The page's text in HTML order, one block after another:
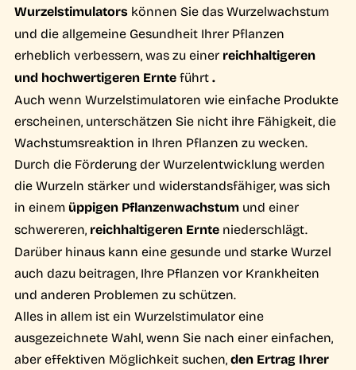
Wurzelstimulatorskönnen Sie das Wurzelwachstum
und die allgemeine Gesundheit Ihrer Pflanzen
erheblich verbessern, was zu einer reichhaltigeren
und hochwertigeren Ernteführt.
Auch wenn Wurzelstimulatoren wie einfache Produkte
erscheinen, unterschätzen Sie nicht ihre Fähigkeit, die
Wachstumsreaktion in Ihren Pflanzen zu wecken.
Durch die Förderung der Wurzelentwicklung werden
die Wurzeln stärker und widerstandsfähiger, was sich
in einem üppigen Pflanzenwachstumund einer
schwereren, reichhaltigeren Ernteniederschlägt.
Darüber hinaus kann eine gesunde und starke Wurzel
auch dazu beitragen, Ihre Pflanzen vor Krankheiten
und anderen Problemen zu schützen.
Alles in allem ist ein Wurzelstimulator eine
ausgezeichnete Wahl, wenn Sie nach einer einfachen,
aber effektiven Möglichkeit suchen,den Ertrag Ihrer